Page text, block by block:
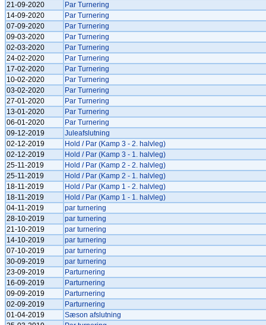
21-09-2020
Par Turnering
14-09-2020
Par Turnering
07-09-2020
Par Turnering
09-03-2020
Par Turnering
02-03-2020
Par Turnering
24-02-2020
Par Turnering
17-02-2020
Par Turnering
10-02-2020
Par Turnering
03-02-2020
Par Turnering
27-01-2020
Par Turnering
13-01-2020
Par Turnering
06-01-2020
Par Turnering
09-12-2019
Juleafslutning
02-12-2019
Hold / Par (Kamp 3 - 2. halvleg)
02-12-2019
Hold / Par (Kamp 3 - 1. halvleg)
25-11-2019
Hold / Par (Kamp 2 - 2. halvleg)
25-11-2019
Hold / Par (Kamp 2 - 1. halvleg)
18-11-2019
Hold / Par (Kamp 1 - 2. halvleg)
18-11-2019
Hold / Par (Kamp 1 - 1. halvleg)
04-11-2019
par turnering
28-10-2019
par turnering
21-10-2019
par turnering
14-10-2019
par turnering
07-10-2019
par turnering
30-09-2019
par turnering
23-09-2019
Parturnering
16-09-2019
Parturnering
09-09-2019
Parturnering
02-09-2019
Parturnering
01-04-2019
Sæson afslutning